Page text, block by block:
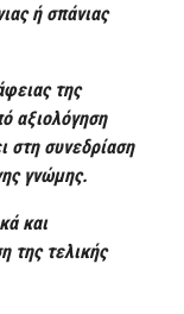
ή σπάνιας
της
αξιολόγηση
στη συνεδρίαση
γνώμης.
και
της τελικής